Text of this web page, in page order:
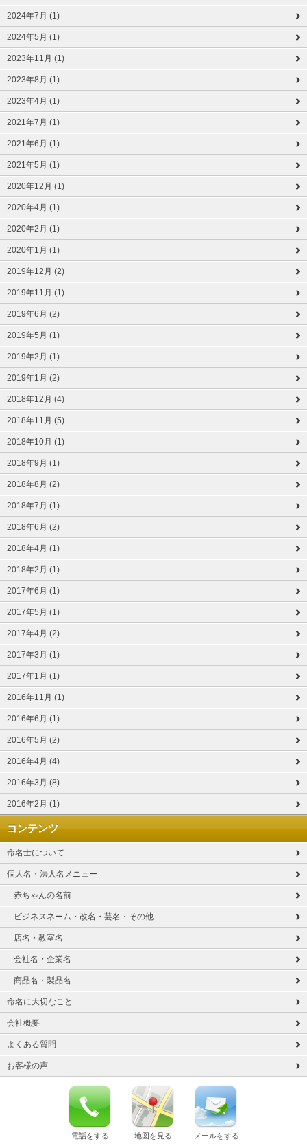
2024年7月 (1)
2024年5月 (1)
2023年11月 (1)
2023年8月 (1)
2023年4月 (1)
2021年7月 (1)
2021年6月 (1)
2021年5月 (1)
2020年12月 (1)
2020年4月 (1)
2020年2月 (1)
2020年1月 (1)
2019年12月 (2)
2019年11月 (1)
2019年6月 (2)
2019年5月 (1)
2019年2月 (1)
2019年1月 (2)
2018年12月 (4)
2018年11月 (5)
2018年10月 (1)
2018年9月 (1)
2018年8月 (2)
2018年7月 (1)
2018年6月 (2)
2018年4月 (1)
2018年2月 (1)
2017年6月 (1)
2017年5月 (1)
2017年4月 (2)
2017年3月 (1)
2017年1月 (1)
2016年11月 (1)
2016年6月 (1)
2016年5月 (2)
2016年4月 (4)
2016年3月 (8)
2016年2月 (1)
コンテンツ
命名士について
個人名・法人名メニュー
赤ちゃんの名前
ビジネスネーム・改名・芸名・その他
店名・教室名
会社名・企業名
商品名・製品名
命名に大切なこと
会社概要
よくある質問
お客様の声
電話をする 地図を見る メールをする